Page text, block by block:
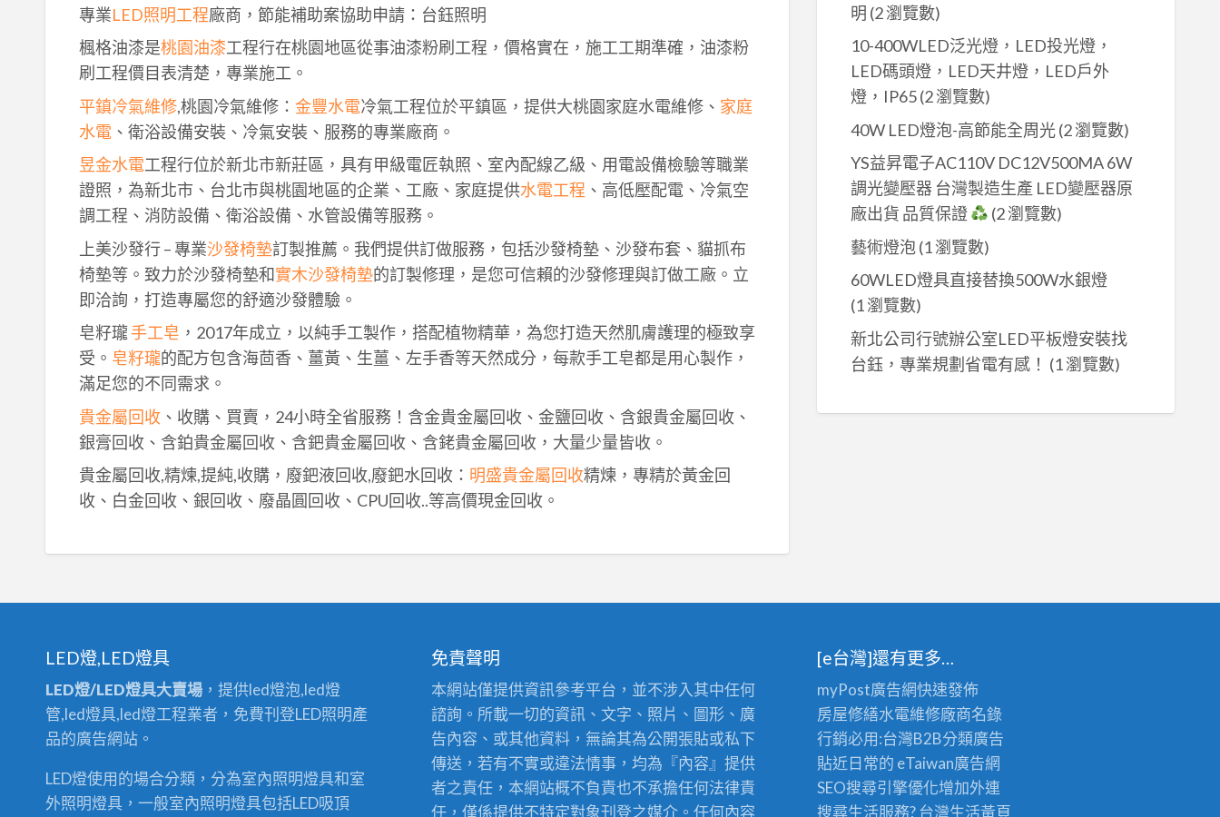
專業LED照明工程廠商，節能補助案協助申請：台鈺照明
楓格油漆是桃園油漆工程行在桃園地區從事油漆粉刷工程，價格實在，施工工期準確，油漆粉
刷工程價目表清楚，專業施工。
平鎮冷氣維修,桃園冷氣維修： 金豐水電冷氣工程位於平鎮區，提供大桃園家庭水電維修、 家庭
水電、衛浴設備安裝、冷氣安裝、服務的專業廠商。
昱金水電工程行位於新北市新莊區，具有甲級電匠執照、室內配線乙級、用電設備檢驗等職業
證照，為新北市、台北市與桃園地區的企業、工廠、家庭提供水電工程 、高低壓配電、冷氣空
調工程、消防設備、衛浴設備、水管設備等服務。
上美沙發行 – 專業沙發椅墊訂製推薦。我們提供訂做服務，包括沙發椅墊、沙發布套、貓抓布
椅墊等。致力於沙發椅墊和實木沙發椅墊的訂製修理，是您可信賴的沙發修理與訂做工廠。立
即洽詢，打造專屬您的舒適沙發體驗。
皂籽瓏手工皂 ，2017年成立，以純手工製作，搭配植物精華，為您打造天然肌膚護理的極致享
受。 皂籽瓏的配方包含海茴香、薑黃、生薑、左手香等天然成分，每款手工皂都是用心製作，
滿足您的不同需求。
貴金屬回收、收購、買賣，24小時全省服務！含金貴金屬回收、金鹽回收、含銀貴金屬回收、
銀膏回收、含鉑貴金屬回收、含鈀貴金屬回收、含銠貴金屬回收，大量少量皆收。
貴金屬回收,精煉,提純,收購，廢鈀液回收,廢鈀水回收： 明盛貴金屬回收精煉，專精於黃金回
收、白金回收、銀回收、廢晶圓回收、CPU回收..等高價現金回收。
明 (2 瀏覽數)
10-400WLED泛光燈，LED投光燈，
LED碼頭燈，LED天井燈，LED戶外
燈，IP65(2 瀏覽數)
40W LED燈泡-高節能全周光(2 瀏覽數)
YS益昇電子AC110V DC12V500MA 6W
調光變壓器 台灣製造生產 LED變壓器原
廠出貨 品質保證
(2 瀏覽數)
藝術燈泡(1 瀏覽數)
60WLED燈具直接替換500W水銀燈
(1 瀏覽數)
新北公司行號辦公室LED平板燈安裝找
台鈺，專業規劃省電有感！ (1 瀏覽數)
LED燈,LED燈具
LED燈/LED燈具大賣場 ，提供led燈泡,led燈
管,led燈具,led燈工程業者，免費刊登LED照明產
品的廣告網站。
LED燈使用的場合分類，分為室內照明燈具和室
外照明燈具，一般室內照明燈具包括LED吸頂
免責聲明
本網站僅提供資訊參考平台，並不涉入其中任何
諮詢。所載一切的資訊、文字、照片、圖形、廣
告內容、或其他資料，無論其為公開張貼或私下
傳送，若有不實或違法情事，均為『內容』提供
者之責任，本網站概不負責也不承擔任何法律責
任，僅係提供不特定對象刊登之媒介。任何內容
[e台灣]還有更多…
myPost廣告網快速發佈
房屋修繕水電維修廠商名錄
行銷必用:台灣B2B分類廣告
貼近日常的 eTaiwan廣告網
SEO搜尋引擎優化增加外連
搜尋生活服務? 台灣生活黃頁